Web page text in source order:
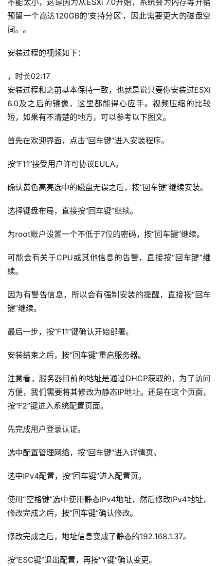
I
干
群
运
营
录
经
教
程
件
用
务
项
目
I
登录 注册
不能太小，这是因为从ESXi 7.0开始，系统会为内存等开销
预留一个高达120GB的‘支持分区’，因此需要更大的磁盘空
间。。
安装过程的视频如下：
，时长02:17
安装过程和之前基本保持一致，也就是说只要你安装过ESXi
6.0及之后的镜像，这里都能得心应手。视频压缩的比较
短，如果有不清楚的地方，可以参考以下图文。
首先在欢迎界面，点击“回车键”进入安装程序。
按“F11”接受用户许可协议EULA。
确认黄色高亮选中的磁盘无误之后，按“回车键”继续安装。
选择键盘布局，直接按“回车键”继续。
为root账户设置一个不低于7位的密码，按“回车键”继续。
可能会有关于CPU或其他信息的告警，直接按“回车键”继
续。
因为有警告信息，所以会有强制安装的提醒，直接按“回车
键”继续。
最后一步，按“F11”键确认开始部署。
安装结束之后，按“回车键”重启服务器。
注意看，服务器目前的地址是通过DHCP获取的，为了访问
方便，我们需要将其修改为静态IP地址。还是在这个页面，
按“F2”键进入系统配置页面。
先完成用户登录认证。
选中配置管理网络，按“回车键”进入详情页。
选中IPv4配置，按“回车键”进入配置页。
使用“空格键”选中使用静态IPv4地址，然后修改IPv4地址，
修改完成之后，按“回车键”确认修改。
修改完成之后，地址信息变成了静态的192.168.1.37。
按“ESC键”退出配置，再按“Y键”确认变更。